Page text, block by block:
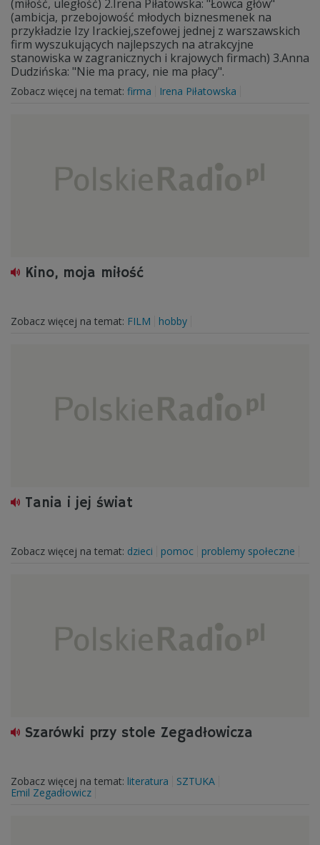
(miłość, uległość) 2.Irena Piłatowska: "Łowca głów"
(ambicja, przebojowość młodych biznesmenek na
przykładzie Izy Irackiej,szefowej jednej z warszawskich
firm wyszukujących najlepszych na atrakcyjne
stanowiska w zagranicznych i krajowych firmach) 3.Anna
Dudzińska: "Nie ma pracy, nie ma płacy".
Zobacz więcej na temat: firma Irena Piłatowska
Kino, moja miłość
Zobacz więcej na temat: FILM hobby
Tania i jej świat
Zobacz więcej na temat: dzieci pomoc problemy społeczne
Szarówki przy stole Zegadłowicza
Zobacz więcej na temat: literatura
SZTUKA
Emil Zegadłowicz